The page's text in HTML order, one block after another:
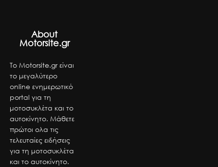
About
Motorsite.gr
Το Motorsite.gr είναι
το μεγαλύτερο
online ενημερωτικό
portal για τη
μοτοσυκλέτα και το
αυτοκίνητο. Μάθετε
πρώτοι ολα τις
τελευταίες ειδήσεις
για τη μοτοσυκλέτα
και το αυτοκίνητο.